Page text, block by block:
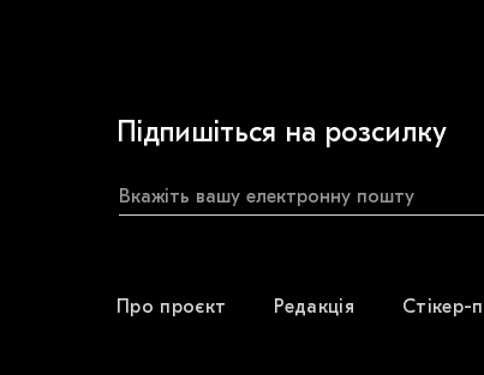
Підпишіться на розсилку
Про проєкт Редакція Стікер-